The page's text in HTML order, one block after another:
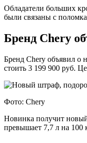
Обладатели больших
были связаны с
Бренд Chery
Бренд Chery объявил о
стоить 3 199 900 руб.
Фото: Chery
Новинка получит
превышает 7,7 л на